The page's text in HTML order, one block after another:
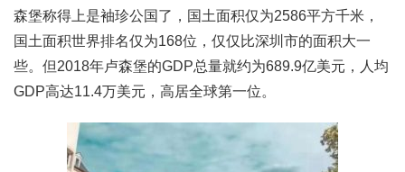
森堡称得上是袖珍公国了，国土面积仅为2586平方千米，
国土面积世界排名仅为168位，仅仅比深圳市的面积大一
些。但2018年卢森堡的GDP总量就约为689.9亿美元，人均
GDP高达11.4万美元，高居全球第一位。